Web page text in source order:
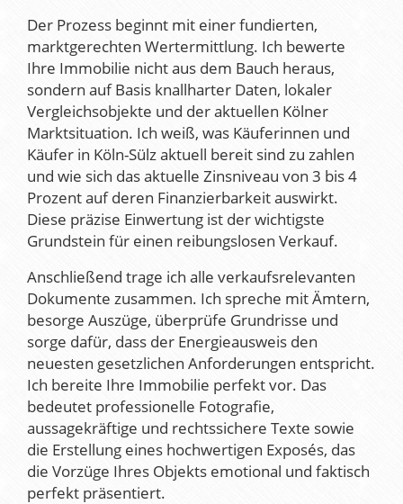
Der Prozess beginnt mit einer fundierten,
marktgerechten Wertermittlung. Ich bewerte
Ihre Immobilie nicht aus dem Bauch heraus,
sondern auf Basis knallharter Daten, lokaler
Vergleichsobjekte und der aktuellen Kölner
Marktsituation. Ich weiß, was Käuferinnen und
Käufer in Köln-Sülz aktuell bereit sind zu zahlen
und wie sich das aktuelle Zinsniveau von 3 bis 4
Prozent auf deren Finanzierbarkeit auswirkt.
Diese präzise Einwertung ist der wichtigste
Grundstein für einen reibungslosen Verkauf.
Anschließend trage ich alle verkaufsrelevanten
Dokumente zusammen. Ich spreche mit Ämtern,
besorge Auszüge, überprüfe Grundrisse und
sorge dafür, dass der Energieausweis den
neuesten gesetzlichen Anforderungen entspricht.
Ich bereite Ihre Immobilie perfekt vor. Das
bedeutet professionelle Fotografie,
aussagekräftige und rechtssichere Texte sowie
die Erstellung eines hochwertigen Exposés, das
die Vorzüge Ihres Objekts emotional und faktisch
perfekt präsentiert.